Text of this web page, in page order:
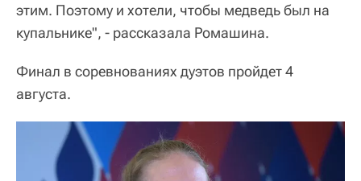
Ромашина получила ссадины из-за
жесткого покрытия на помосте